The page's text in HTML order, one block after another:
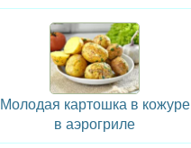
Молодая картошка в кожуре
в аэрогриле